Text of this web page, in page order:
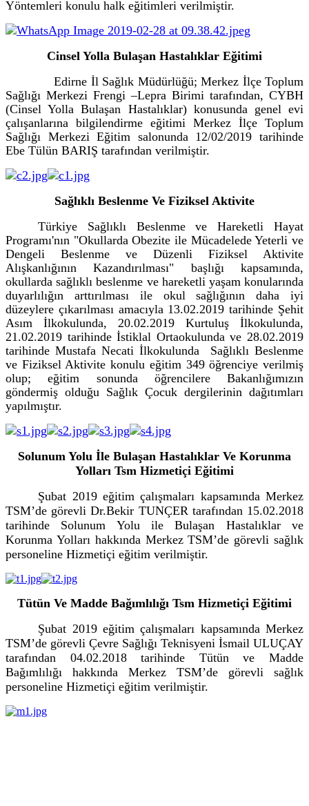
Yöntemleri konulu halk eğitimleri verilmiştir.
Cinsel Yolla Bulaşan Hastalıklar Eğitimi
Edirne İl Sağlık Müdürlüğü; Merkez İlçe Toplum
Sağlığı Merkezi Frengi –Lepra Birimi tarafından, CYBH
(Cinsel Yolla Bulaşan Hastalıklar) konusunda genel evi
çalışanlarına bilgilendirme eğitimi Merkez İlçe Toplum
Sağlığı Merkezi Eğitim salonunda 12/02/2019 tarihinde
Ebe Tülün BARIŞ tarafından verilmiştir.
Sağlıklı Beslenme Ve Fiziksel Aktivite
Türkiye Sağlıklı Beslenme ve Hareketli Hayat
Programı'nın "Okullarda Obezite ile Mücadelede Yeterli ve
Dengeli Beslenme ve Düzenli Fiziksel Aktivite
Alışkanlığının Kazandırılması" başlığı kapsamında,
okullarda sağlıklı beslenme ve hareketli yaşam konularında
duyarlılığın arttırılması ile okul sağlığının daha iyi
düzeylere çıkarılması amacıyla 13.02.2019 tarihinde Şehit
Asım İlkokulunda, 20.02.2019 Kurtuluş İlkokulunda,
21.02.2019 tarihinde İstiklal Ortaokulunda ve 28.02.2019
tarihinde Mustafa Necati İlkokulunda Sağlıklı Beslenme
ve Fiziksel Aktivite konulu eğitim 349 öğrenciye verilmiş
olup; eğitim sonunda öğrencilere Bakanlığımızın
göndermiş olduğu Sağlık Çocuk dergilerinin dağıtımları
yapılmıştır.
Solunum Yolu İle Bulaşan Hastalıklar Ve Korunma
Yolları Tsm Hizmetiçi Eğitimi
Şubat 2019 eğitim çalışmaları kapsamında Merkez
TSM’de görevli Dr.Bekir TUNÇER tarafından 15.02.2018
tarihinde Solunum Yolu ile Bulaşan Hastalıklar ve
Korunma Yolları hakkında Merkez TSM’de görevli sağlık
personeline Hizmetiçi eğitim verilmiştir.
Tütün Ve Madde Bağımlılığı Tsm Hizmetiçi Eğitimi
Şubat 2019 eğitim çalışmaları kapsamında Merkez
TSM’de görevli Çevre Sağlığı Teknisyeni İsmail ULUÇAY
tarafından 04.02.2018 tarihinde Tütün ve Madde
Bağımlılığı hakkında Merkez TSM’de görevli sağlık
personeline Hizmetiçi eğitim verilmiştir.